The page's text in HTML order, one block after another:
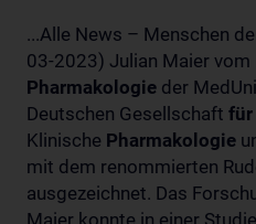
...Alle News – Menschen
03-2023) Julian Maier
Pharmakologie der
Deutschen Gesellschaft für
Klinische Pharmakologie
mit dem renommierten
ausgezeichnet. Das
Maier konnte in einer